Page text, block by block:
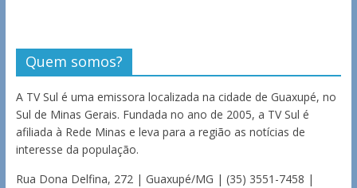
Quem somos?
A TV Sul é uma emissora localizada na cidade de Guaxupé, no
Sul de Minas Gerais. Fundada no ano de 2005, a TV Sul é
afiliada à Rede Minas e leva para a região as notícias de
interesse da população.
Rua Dona Delfina, 272 | Guaxupé/MG | (35) 3551-7458 |